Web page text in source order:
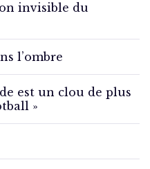
invisible du
l’ombre
est un clou de plus
»